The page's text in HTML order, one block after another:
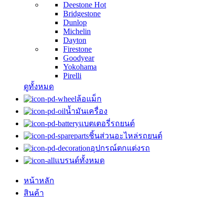
Deestone Hot
Bridgestone
Dunlop
Michelin
Dayton
Firestone
Goodyear
Yokohama
Pirelli
ดูทั้งหมด
ล้อแม็ก
น้ำมันเครื่อง
แบตเตอรี่รถยนต์
ชิ้นส่วนอะไหล่รถยนต์
อุปกรณ์ตกแต่งรถ
แบรนด์ทั้งหมด
หน้าหลัก
สินค้า